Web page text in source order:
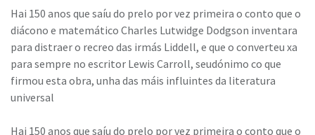
Hai 150 anos que saíu do prelo por vez primeira o conto que o
diácono e matemático Charles Lutwidge Dodgson inventara
para distraer o recreo das irmás Liddell, e que o converteu xa
para sempre no escritor Lewis Carroll, seudónimo co que
firmou esta obra, unha das máis influintes da literatura
universal
Hai 150 anos que saíu do prelo por vez primeira o conto que o